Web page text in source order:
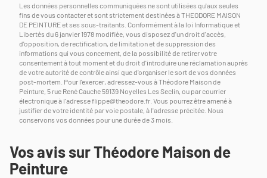
Les données personnelles communiquées ne sont utilisées qu'aux seules
fins de vous contacter et sont strictement destinées à THEODORE MAISON
DE PEINTURE et ses sous-traitants. Conformément à la loi Informatique et
Libertés du 6 janvier 1978 modifiée, vous disposez d'un droit d'accès,
d'opposition, de rectification, de limitation et de suppression des
informations qui vous concernent, de la possibilité de retirer votre
consentement à tout moment et du droit d'introduire une réclamation auprès
de votre autorité de contrôle ainsi que d'organiser le sort de vos données
post-mortem. Pour l'exercer, adressez-vous à Théodore Maison de
Peinture, 5 rue René Cauche 59139 Noyelles Les Seclin, ou par courrier
électronique à l'adresseflippe@theodore.fr . Vous pourrez être amené à
justifier de votre identité par voie postale, à l'adresse précitée. Nous
conservons vos données pour une durée de 3 mois.
Vos avis sur Théodore Maison de
Peinture